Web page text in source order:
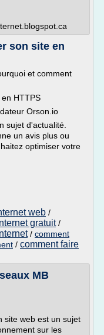
son site en
et comment
HTTPS
Orson.io
sujet d'actualité.
un avis plus ou
optimiser votre
web /
gratuit/
/ comment
/ comment faire
MB
site web est un sujet
sur les